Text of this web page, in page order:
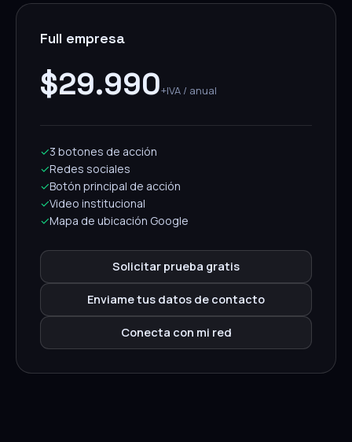
Full empresa
$29.990+IVA / anual
✓3 botones de acción
✓Redes sociales
✓Botón principal de acción
✓Video institucional
✓Mapa de ubicación Google
Solicitar prueba gratis
Enviame tus datos de contacto
Conecta con mi red